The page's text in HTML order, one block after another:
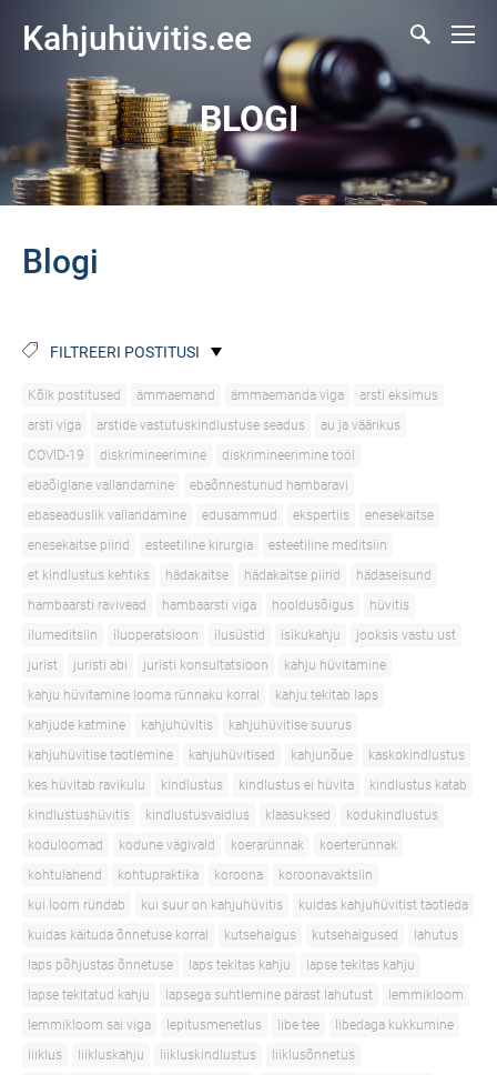
Kahjuhüvitis.ee
BLOGI
Blogi
FILTREERI POSTITUSI
Kõik postitused ämmaemand ämmaemanda viga
arsti eksimus
arsti viga
arstide vastutuskindlustuse seadus
au ja väärikus
COVID-19
diskrimineerimine
diskrimineerimine tööl
ebaõiglane vallandamine
ebaõnnestunud hambaravi
ebaseaduslik vallandamine
edusammud ekspertiis
enesekaitse
enesekaitse piirid
esteetiline kirurgia
esteetiline meditsiin
et kindlustus kehtiks
hädakaitse hädakaitse piirid
hädaseisund
hambaarsti ravivead
hambaarsti viga hooldusõigus
hüvitis
ilumeditsiin
iluoperatsioon ilusüstid isikukahju
jooksis vastu ust
jurist
juristi abi juristi konsultatsioon
kahju hüvitamine
kahju hüvitamine looma rünnaku korral
kahju tekitab laps
kahjude katmine
kahjuhüvitis
kahjuhüvitise suurus
kahjuhüvitise taotlemine
kahjuhüvitised kahjunõue
kaskokindlustus
kes hüvitab ravikulu
kindlustus kindlustus ei hüvita
kindlustus katab
kindlustushüvitis
kindlustusvaidlus klaasuksed
kodukindlustus
koduloomad
kodune vägivald koerarünnak
koerterünnak
kohtulahend
kohtupraktika koroona
koroonavaktsiin
kui loom ründab
kui suur on kahjuhüvitis
kuidas kahjuhüvitist taotleda
kuidas käituda õnnetuse korral
kutsehaigus kutsehaigused
lahutus
laps põhjustas õnnetuse
laps tekitas kahju
lapse tekitas kahju
lapse tekitatud kahju
lapsega suhtlemine pärast lahutust
lemmikloom
lemmikloom sai viga
lepitusmenetlus libe tee
libedaga kukkumine
liiklus
liikluskahju liikluskindlustus
liiklusõnnetus